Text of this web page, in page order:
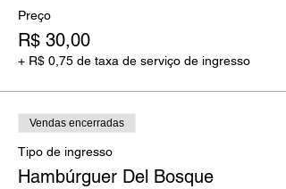
Preço
R$ 30,00
+ R$ 0,75 de taxa de serviço de ingresso
Vendas encerradas
Tipo de ingresso
Hambúrguer Del Bosque